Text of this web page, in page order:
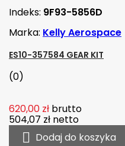
Indeks: 9F93-5856D
Marka: Kelly Aerospace
ES10-357584 GEAR KIT
(0)
620,00 zł brutto
504,07 zł netto
 Dodaj do koszyka